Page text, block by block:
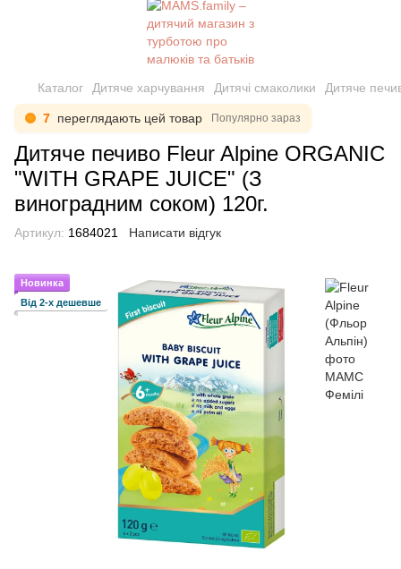
Каталог Дитяче харчування Дитячі смаколики Дитяче
7 переглядають цей товар Популярно зараз
Дитяче печиво Fleur Alpine ORGANIC
"WITH GRAPE JUICE" (З
виноградним соком) 120г.
Артикул: 1684021 Написати відгук
Новинка
Від 2-х дешевше